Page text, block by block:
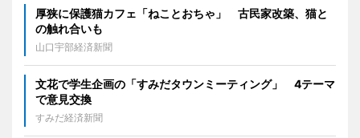
厚狭に保護猫カフェ「ねことおちゃ」 古民家改築、猫と
の触れ合いも
山口宇部経済新聞
文花で学生企画の「すみだタウンミーティング」 4テーマ
で意見交換
すみだ経済新聞